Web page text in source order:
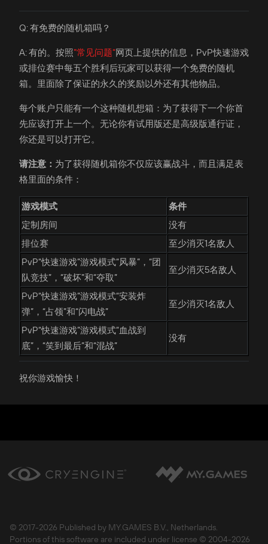
Q: 有免费的随机箱吗？
A: 有的。按照”常见问题“网页上提供的信息，PvP快速游戏
或排位赛中每五个胜利后玩家可以获得一个免费的随机
箱。里面除了保证的永久的奖励以外还有其他物品。
每个账户只能有一个这种随机想箱：为了获得下一个你首
先应该打开上一个。无论你有试用版还是高级版通行证，
你还是可以打开它。
请注意： 为了获得随机箱你不仅应该赢战斗，而且满足表
格里面的条件：
游戏模式
条件
定制房间
没有
排位赛
至少消灭1名敌人
PvP“快速游戏”游戏模式“风暴”，“团
队竞技”，“破坏”和“夺取”
至少消灭5名敌人
PvP“快速游戏”游戏模式“安装炸
弹”，“占领”和“闪电战”
至少消灭1名敌人
PvP“快速游戏”游戏模式“血战到
底”，“笑到最后”和“混战”
没有
祝你游戏愉快！
© 2017-2026 Published by MY.GAMES B.V., Netherlands.
Portions of this software are included under license © 2004-2026